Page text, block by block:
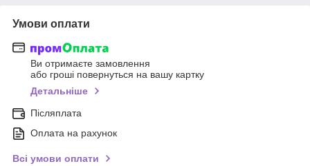
Умови оплати
Ви отримаєте замовлення
або гроші повернуться на вашу картку
Детальніше
Післяплата
Оплата на рахунок
Всі умови оплати